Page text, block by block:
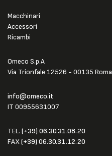
Omeco S.p.A
Via Trionfale 12526 - 00135 Roma
info@omeco.it
IT 00955631007
TEL. (+39) 06.30.31.08.20
FAX(+39) 06.30.31.12.20
Macchinari
Accessori
Ricambi